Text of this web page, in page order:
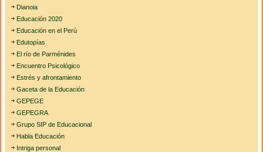
Dianoia
Educación 2020
Educación en el Perú
Edutopías
El río de Parménides
Encuentro Psicológico
Estrés y afrontamiento
Gaceta de la Educación
GEPEGE
GEPEGRA
Grupo SIP de Educacional
Habla Educación
Intriga personal